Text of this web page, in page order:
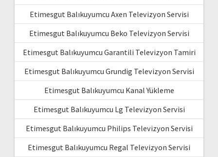
Etimesgut Balıkuyumcu Axen Televizyon Servisi
Etimesgut Balıkuyumcu Beko Televizyon Servisi
Etimesgut Balıkuyumcu Garantili Televizyon Tamiri
Etimesgut Balıkuyumcu Grundig Televizyon Servisi
Etimesgut Balıkuyumcu Kanal Yükleme
Etimesgut Balıkuyumcu Lg Televizyon Servisi
Etimesgut Balıkuyumcu Philips Televizyon Servisi
Etimesgut Balıkuyumcu Regal Televizyon Servisi